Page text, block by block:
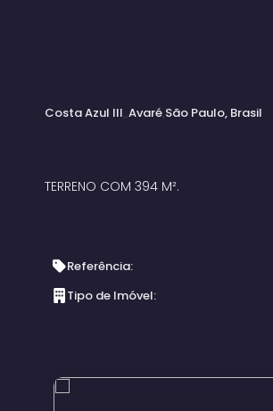
Costa Azul III Avaré São Paulo, Brasil
TERRENO COM 394 M².
Referência:
Tipo de Imóvel: